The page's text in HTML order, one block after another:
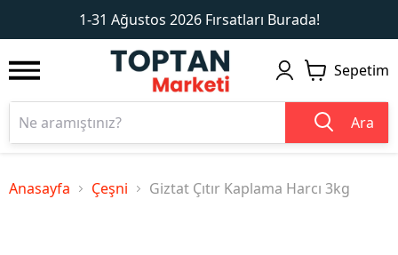
1-31 Ağustos 2026 Fırsatları Burada!
1 2
Sepetim
Ara
Anasayfa Çeşni Giztat Çıtır Kaplama Harcı 3kg